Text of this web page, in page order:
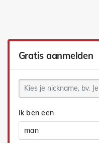
Gratis aanmelden
Ik ben een
man